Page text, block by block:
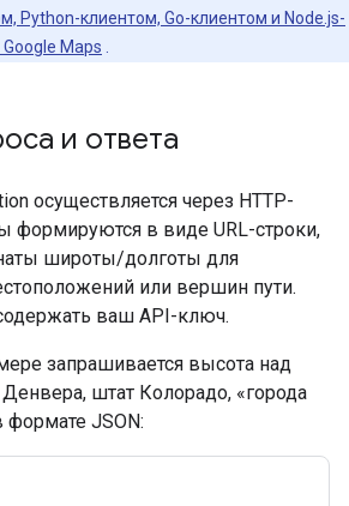
Python-клиентом, Go-клиентом и Node.js-
Maps
и ответа
осуществляется через HTTP-
формируются в виде URL-строки,
широты/долготы для
или вершин пути.
ваш API-ключ.
запрашивается высота над
штат Колорадо, «города
формате JSON: